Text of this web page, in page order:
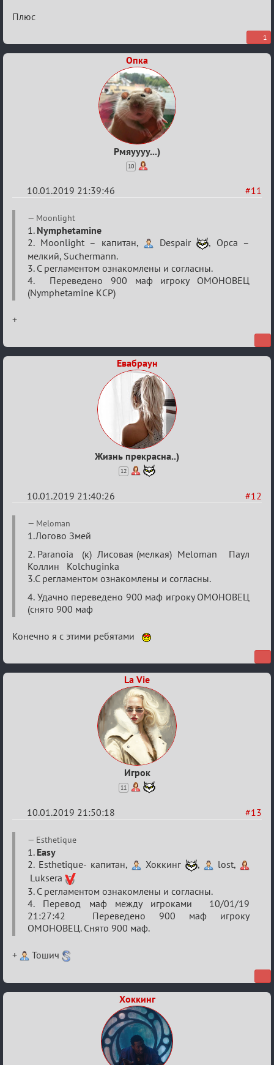
Re:
Кубок
Плюс
1
Опка
Рмяуууу...)
10
#11
10.01.2019 21:39:46
Re:
VIII
Кубок
сумеречных
разборок
Moonlight
1. Nymphetamine
2. Moonlight – капитан,
Despair
, Орса –
мелкий, Suchermann.
3. С регламентом ознакомлены и согласны.
4. Переведено 900 маф игроку ОМОНОВЕЦ
(Nymphetamine КСР)
+
Евабраун
Жизнь прекрасна..)
12
#12
10.01.2019 21:40:26
Re:
VIII
Кубок
сумеречных
разборок
Meloman
1.Логово Змей
2. Paranoia (к) Лисовая (мелкая) Meloman Паул
Коллин Kolchuginka
3.С регламентом ознакомлены и согласны.
4. Удачно переведено 900 маф игроку ОМОНОВЕЦ
(снято 900 маф
Конечно я с этими ребятами
La Vie
Игрок
11
#13
10.01.2019 21:50:18
Re:
VIII
Кубок
сумеречных
разборок
Esthetique
1. Easy
2. Esthetique- капитан,
Хоккинг ,
lost,
Luksera
3. С регламентом ознакомлены и согласны.
4. Перевод маф между игроками 10/01/19
21:27:42 Переведено 900 маф игроку
ОМОНОВЕЦ. Снято 900 маф.
+ Тошич
Хоккинг